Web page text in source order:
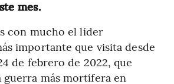
mes.
con mucho el líder
importante que visita desde
de febrero de 2022, que
guerra más mortífera en